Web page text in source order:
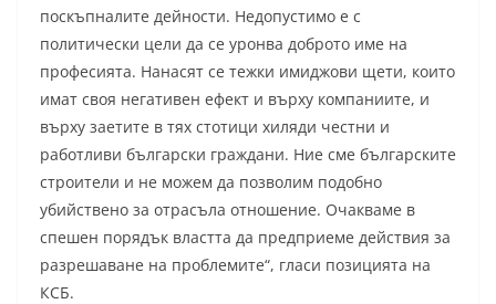
поскъпналите дейности. Недопустимо е с
политически цели да се уронва доброто име на
професията. Нанасят се тежки имиджови щети, които
имат своя негативен ефект и върху компаниите, и
върху заетите в тях стотици хиляди честни и
работливи български граждани. Ние сме българските
строители и не можем да позволим подобно
убийствено за отрасъла отношение. Очакваме в
спешен порядък властта да предприеме действия за
разрешаване на проблемите“, гласи позицията на
КСБ.